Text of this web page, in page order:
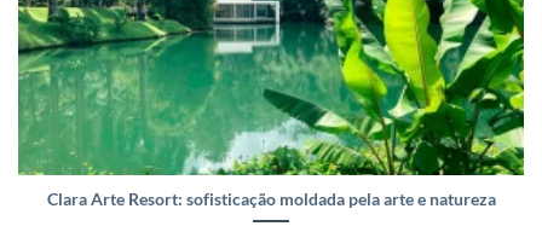
Clara Arte Resort: sofisticação moldada pela arte e natureza